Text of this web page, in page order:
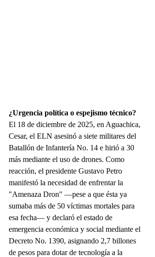
¿Urgencia política o espejismo técnico?
El 18 de diciembre de 2025, en Aguachica,
Cesar, el ELN asesinó a siete militares del
Batallón de Infantería No. 14 e hirió a 30
más mediante el uso de drones. Como
reacción, el presidente Gustavo Petro
manifestó la necesidad de enfrentar la
"Amenaza Dron" —pese a que ésta ya
sumaba más de 50 víctimas mortales para
esa fecha— y declaró el estado de
emergencia económica y social mediante el
Decreto No. 1390, asignando 2,7 billones
de pesos para dotar de tecnología a la